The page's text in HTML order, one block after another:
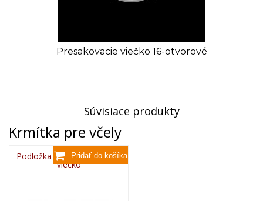
Presakovacie viečko 16-otvorové
Súvisiace produkty
Krmítka pre včely
Podložka pod presakovacie
viečko